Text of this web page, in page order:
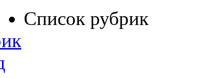
Список рубрик